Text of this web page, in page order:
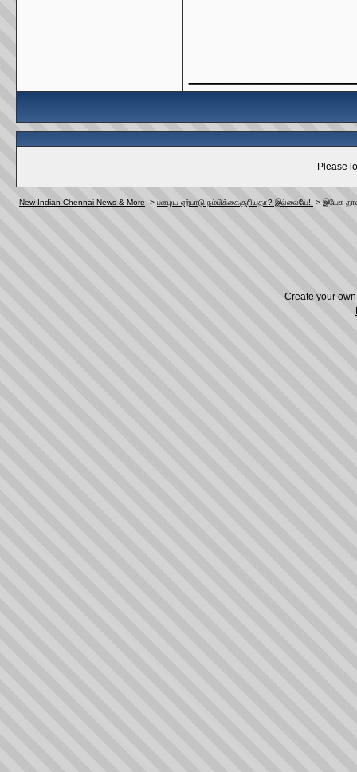
Please
New Indian-Chennai News & More -> பழைய ஏற்பாடு நம்பிக்கைகுரியதா? இல்லையே! -> இயேசு
Create your